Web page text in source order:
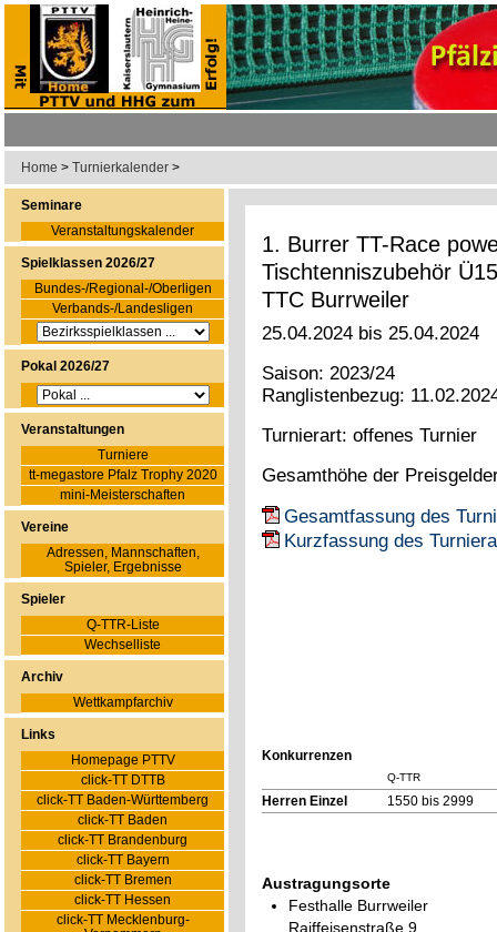
Home > Turnierkalender >
Seminare
Veranstaltungskalender
Spielklassen 2026/27
Bundes-/Regional-/Oberligen
Verbands-/Landesligen
Pokal 2026/27
Veranstaltungen
Turniere
tt-megastore Pfalz Trophy 2020
mini-Meisterschaften
Vereine
Adressen, Mannschaften,
Spieler, Ergebnisse
Spieler
Q-TTR-Liste
Wechselliste
Archiv
Wettkampfarchiv
Links
Homepage PTTV
click-TT DTTB
click-TT Baden-Württemberg
click-TT Baden
click-TT Brandenburg
click-TT Bayern
click-TT Bremen
click-TT Hessen
click-TT Mecklenburg-
1. Burrer TT-Race
Tischtenniszubehör
TTC Burrweiler
25.04.2024 bis 25.04.2024
Saison: 2023/24
Ranglistenbezug:
Turnierart: offenes Turnier
Gesamthöhe der
Gesamtfassung des
Kurzfassung des
Konkurrenzen
Q-TTR
Herren Einzel 1550 bis 2999
Austragungsorte
Festhalle Burrweiler
Raiffeisenstraße 9